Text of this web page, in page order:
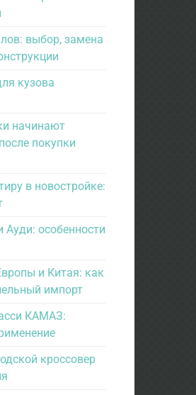
выбор, замена
кузова
начинают
покупки
в новостройке:
Ауди: особенности
и Китая: как
импорт
КАМАЗ:
кроссовер